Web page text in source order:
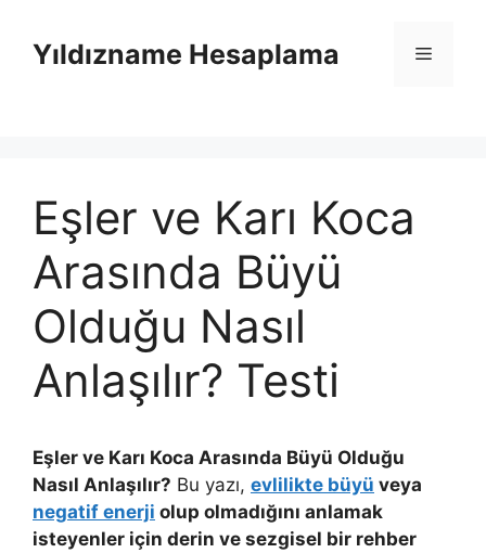
Yıldızname Hesaplama Menü
Eşler ve Karı Koca
Arasında Büyü
Olduğu Nasıl
Anlaşılır? Testi
Eşler ve Karı Koca Arasında Büyü Olduğu
Nasıl Anlaşılır? Bu yazı, evlilikte büyü veya
negatif enerji olup olmadığını anlamak
isteyenler için derin ve sezgisel bir rehber